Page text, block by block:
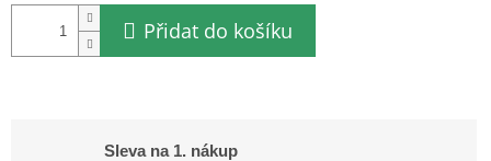
Přidat do košíku
Sleva na 1. nákup